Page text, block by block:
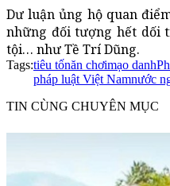
Dư luận ủng hộ quan
những đối tượng hết dối
tội… như Tề Trí Dũng.
Tags:tiêu tốnăn chơimạo danh
pháp luật Việt Namnước
TIN CÙNG CHUYÊN MỤC